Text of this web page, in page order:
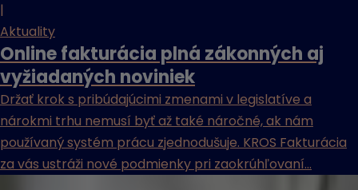
|
Aktuality
Online fakturácia plná zákonných aj
vyžiadaných noviniek
Držať krok s pribúdajúcimi zmenami v legislatíve a
nárokmi trhu nemusí byť až také náročné, ak nám
používaný systém prácu zjednodušuje. KROS Fakturácia
za vás ustráži nové podmienky pri zaokrúhľovaní...